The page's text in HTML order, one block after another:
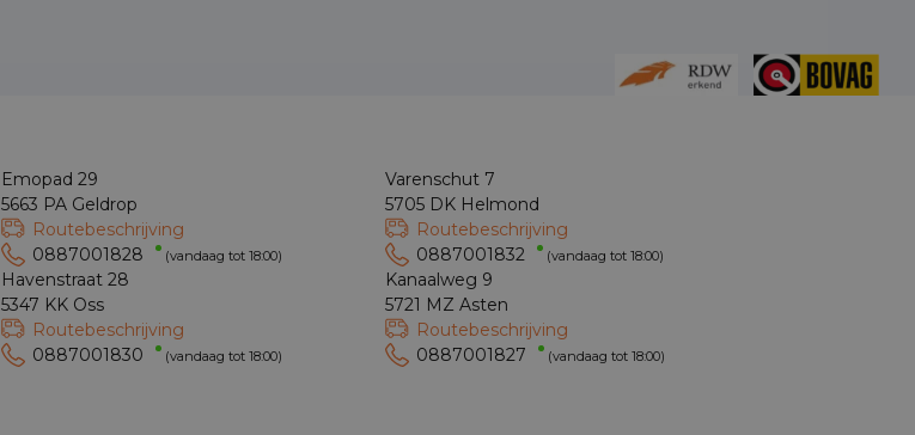
Emopad 29
5663 PA Geldrop
Routebeschrijving
0887001828
(vandaag tot 18:00)
Havenstraat 28
5347 KK Oss
Routebeschrijving
0887001830
(vandaag tot 18:00)
Varenschut 7
5705 DK Helmond
Routebeschrijving
0887001832
(vandaag tot 18:00)
Kanaalweg 9
5721 MZ Asten
Routebeschrijving
0887001827
(vandaag tot 18:00)